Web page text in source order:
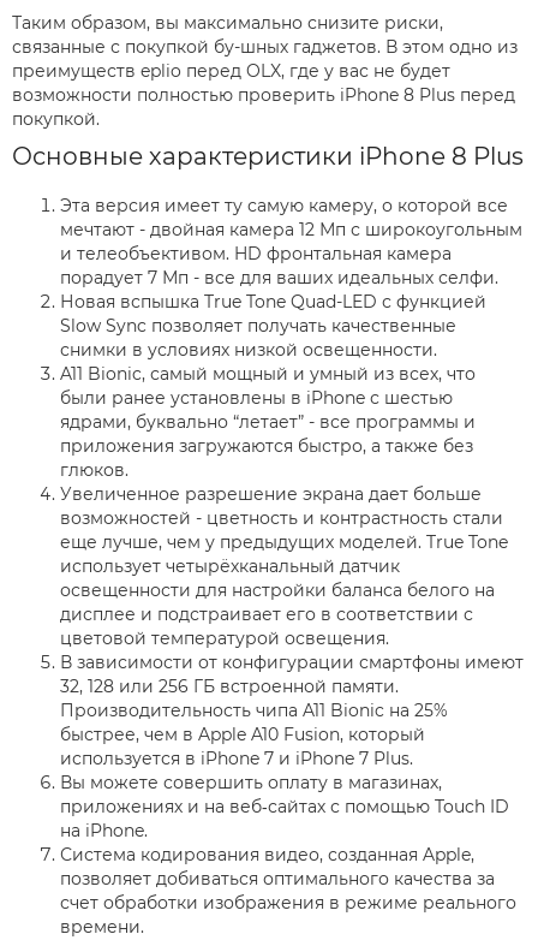
Таким образом, вы максимально снизите риски,
связанные с покупкой бу-шных гаджетов. В этом одно из
преимуществ eplio перед OLX, где у вас не будет
возможности полностью проверить iPhone 8 Plus перед
покупкой.
Основные характеристики iPhone 8 Plus
Эта версия имеет ту самую камеру, о которой все
мечтают - двойная камера 12 Мп с широко­угольным
и теле­объективом. HD фронтальная камера
порадует 7 Мп - все для ваших идеальных селфи.
Новая вспышка True Tone Quad-LED с функцией
Slow Sync позволяет получать качественные
снимки в условиях низкой освещенности.
A11 Bionic, самый мощный и умный из всех, что
были ранее установлены в iPhone с шестью
ядрами, буквально “летает” - все программы и
приложения загружаются быстро, а также без
глюков.
Увеличенное разрешение экрана дает больше
возможностей - цветность и контрастность стали
еще лучше, чем у предыдущих моделей. True Tone
использует четырёхканальный датчик
освещенности для настройки баланса белого на
дисплее и подстраивает его в соответствии с
цветовой температурой освещения.
В зависимости от конфигурации смартфоны имеют
32, 128 или 256 ГБ встроенной памяти.
Производительность чипа A11 Bionic на 25%
быстрее, чем в Apple A10 Fusion, который
используется в iPhone 7 и iPhone 7 Plus.
Вы можете совершить оплату в магазинах,
приложениях и на веб‑сайтах с помощью Touch ID
на iPhone.
Система кодирования видео, созданная Apple,
позволяет добиваться оптимального качества за
счет обработки изображения в режиме реального
времени.